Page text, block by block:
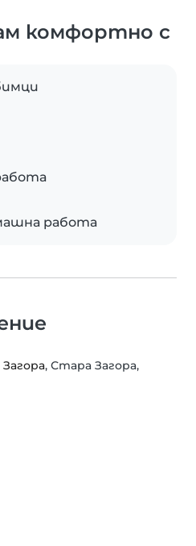
комфортно с
работа
, Стара Загора,